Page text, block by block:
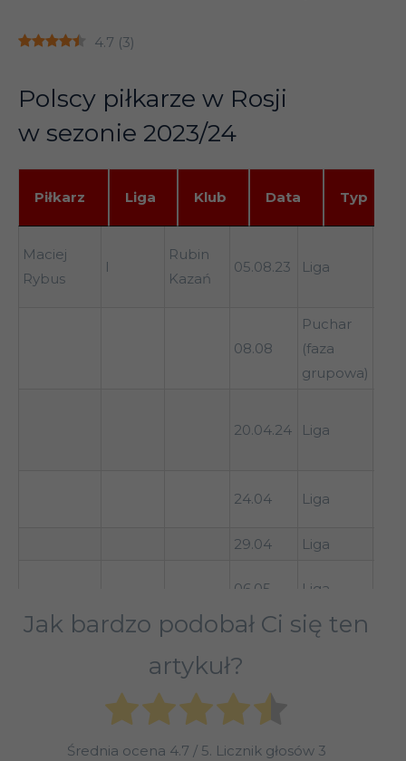
4.7 (3)
Polscy piłkarze w Rosji
w sezonie 2023/24
Piłkarz Liga Klub Data Typ
Maciej
Rybus
I
Rubin
Kazań
05.08.23 Liga
08.08
Puchar
(faza
grupowa)
20.04.24 Liga
24.04 Liga
29.04
Liga
06.05 Liga
19.05
Jak bardzo podobał Ci się ten
artykuł?
Średnia ocena 4.7 / 5. Licznik głosów 3